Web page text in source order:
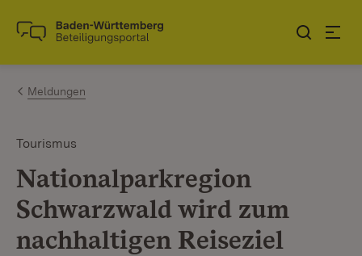
Zum Inhalt springen
Link zur Startseite
Meldungen
Tourismus
Nationalparkregion
Schwarzwald wird zum
nachhaltigen Reiseziel